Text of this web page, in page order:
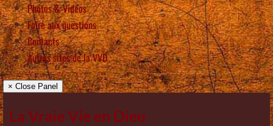
Photos & Vidéos
Foire aux questions
Contacts
Autres sites de la VVD
× Close Panel
La Vraie Vie en Dieu